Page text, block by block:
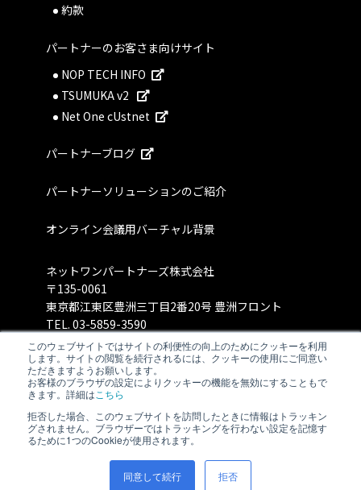
このウェブサイトではサイトの利便性の向上のためにクッキーを利用
します。サイトの閲覧を続行されるには、クッキーの使用にご同意い
ただきますようお願いします。
お客様のブラウザの設定によりクッキーの機能を無効にすることもで
きます。詳細は こちら
拒否した場合、このウェブサイトを訪問したときに情報はトラッキン
グされません。ブラウザーではトラッキングを行わない設定を記憶す
るために1つのCookieが使用されます。
同意して続行 拒否
約款
パートナーのお客さま向けサイト
NOP TECH INFO
TSUMUKA v2
Net One cUstnet
パートナーブログ
パートナーソリューションのご紹介
オンライン会議用バーチャル背景
ネットワンパートナーズ株式会社
〒135-0061
東京都江東区豊洲三丁目2番20号 豊洲フロント
TEL. 03-5859-3590